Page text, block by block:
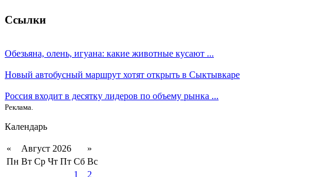
Ссылки
Обезьяна, олень, игуана: какие животные кусают ...
Новый автобусный маршрут хотят открыть в Сыктывкаре
Россия входит в десятку лидеров по объему рынка ...
Реклама.
Календарь
« Август 2026
»
Пн Вт Ср Чт Пт Сб Вс
1
2